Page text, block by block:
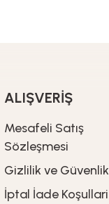
ALIŞVERİŞ
Mesafeli Satış
Sözleşmesi
Gizlilik ve Güvenlik
İptal İade Koşullari